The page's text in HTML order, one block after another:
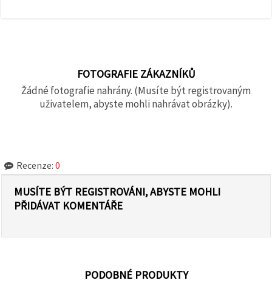
FOTOGRAFIE ZÁKAZNÍKŮ
Žádné fotografie nahrány. (Musíte být registrovaným
uživatelem, abyste mohli nahrávat obrázky).
Recenze: 0
MUSÍTE BÝT REGISTROVÁNI, ABYSTE MOHLI
PŘIDÁVAT KOMENTÁŘE
PODOBNÉ PRODUKTY